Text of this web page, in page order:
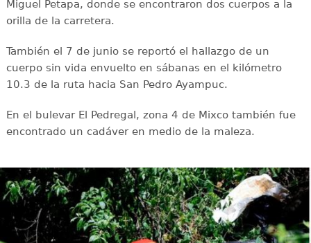
Miguel Petapa, donde se encontraron dos cuerpos a la
orilla de la carretera.
También el 7 de junio se reportó el hallazgo de un
cuerpo sin vida envuelto en sábanas en el kilómetro
10.3 de la ruta hacia San Pedro Ayampuc.
En el bulevar El Pedregal, zona 4 de Mixco también fue
encontrado un cadáver en medio de la maleza.